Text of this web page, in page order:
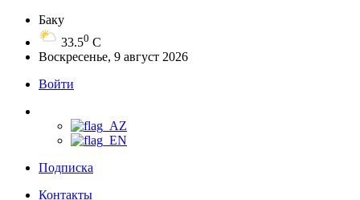
Баку
33.50 C
Воскресенье, 9 август 2026
Войти
Подписка
Контакты